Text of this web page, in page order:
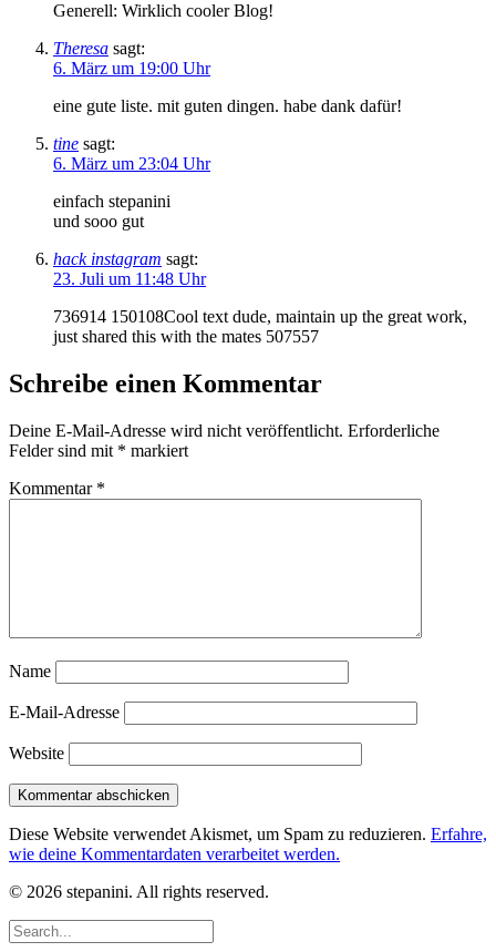
Generell: Wirklich cooler Blog!
Theresa sagt:
6. März um 19:00 Uhr
eine gute liste. mit guten dingen. habe dank dafür!
tine sagt:
6. März um 23:04 Uhr
einfach stepanini
und sooo gut
hack instagram sagt:
23. Juli um 11:48 Uhr
736914 150108Cool text dude, maintain up the great work,
just shared this with the mates 507557
Schreibe einen Kommentar
Deine E-Mail-Adresse wird nicht veröffentlicht. Erforderliche
Felder sind mit * markiert
Kommentar *
Name
E-Mail-Adresse
Website
Diese Website verwendet Akismet, um Spam zu reduzieren. Erfahre,
wie deine Kommentardaten verarbeitet werden.
© 2026 stepanini. All rights reserved.